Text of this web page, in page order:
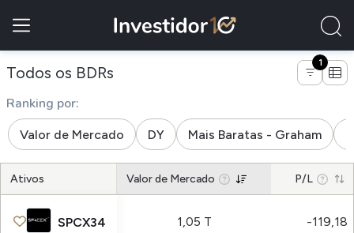
Todos os BDRs de empresas da indústria 1
Ranking por:
Valor de Mercado DY Mais Baratas - Graham
Ativos Valor de Mercado P/L
SPCX34 1,05 T -119,18